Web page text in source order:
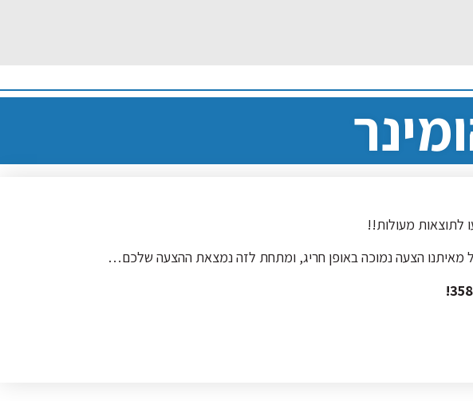
לתוצאות מעולות!!
הצעה נמוכה באופן חריג, ומתחת לזה נמצאת ההצעה שלכם…